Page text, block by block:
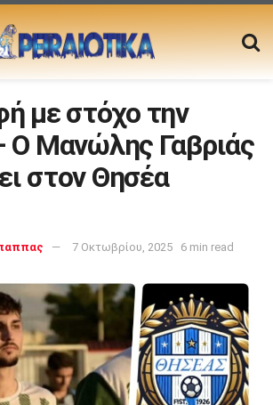
με στόχο την
Ο Μανώλης Γαβριάς
στον Θησέα
7 Οκτωβρίου, 2025 6 min read